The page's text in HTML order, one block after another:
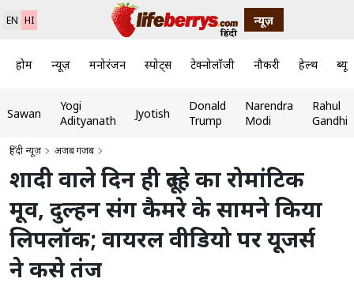
EN HI न्यूज़
होम न्यूज़ मनोरंजन स्पोर्ट्स टेक्नोलॉजी नौकरी हेल्थ
Sawan
Yogi
Adityanath
Jyotish
Donald
Trump
Narendra
Modi
Rahul
Gandhi
हिंदी न्यूज़ अजब गजब
शादी वाले दिन ही दूल्हे का रोमांटिक
मूव, दुल्हन संग कैमरे के सामने किया
लिपलॉक; वायरल वीडियो पर यूजर्स
ने कसे तंज